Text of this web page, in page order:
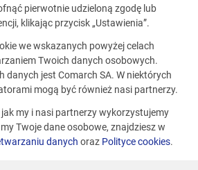
już
oferty
pierwotnie udzieloną zgodę lub
klikając przycisk „Ustawienia”.
we wskazanych powyżej celach
Twoich danych osobowych.
danych jest Comarch SA. W niektórych
mogą być również nasi partnerzy.
my i nasi partnerzy wykorzystujemy
Twoje dane osobowe, znajdziesz w
danych oraz Polityce cookies.